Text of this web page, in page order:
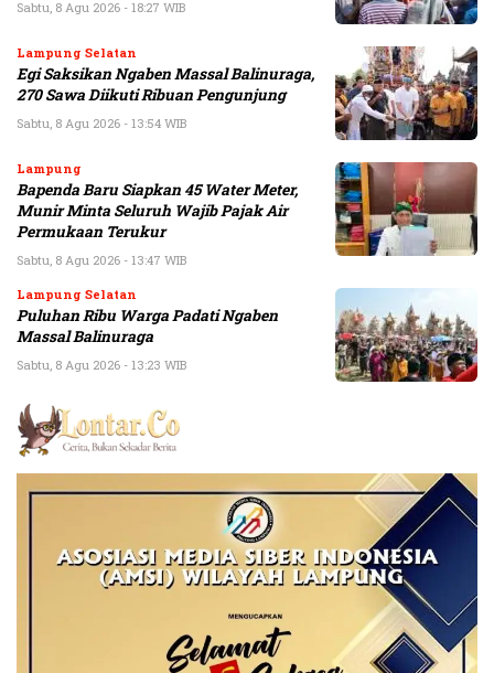
Sabtu, 8 Agu 2026 - 18:27 WIB
Lampung Selatan
Egi Saksikan Ngaben Massal Balinuraga,
270 Sawa Diikuti Ribuan Pengunjung
Sabtu, 8 Agu 2026 - 13:54 WIB
Lampung
Bapenda Baru Siapkan 45 Water Meter,
Munir Minta Seluruh Wajib Pajak Air
Permukaan Terukur
Sabtu, 8 Agu 2026 - 13:47 WIB
Lampung Selatan
Puluhan Ribu Warga Padati Ngaben
Massal Balinuraga
Sabtu, 8 Agu 2026 - 13:23 WIB